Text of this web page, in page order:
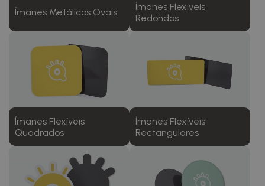
Ímanes Metálicos Ovais
Ímanes Flexíveis
Redondos
Ímanes Flexíveis
Quadrados
Ímanes Flexíveis
Rectangulares